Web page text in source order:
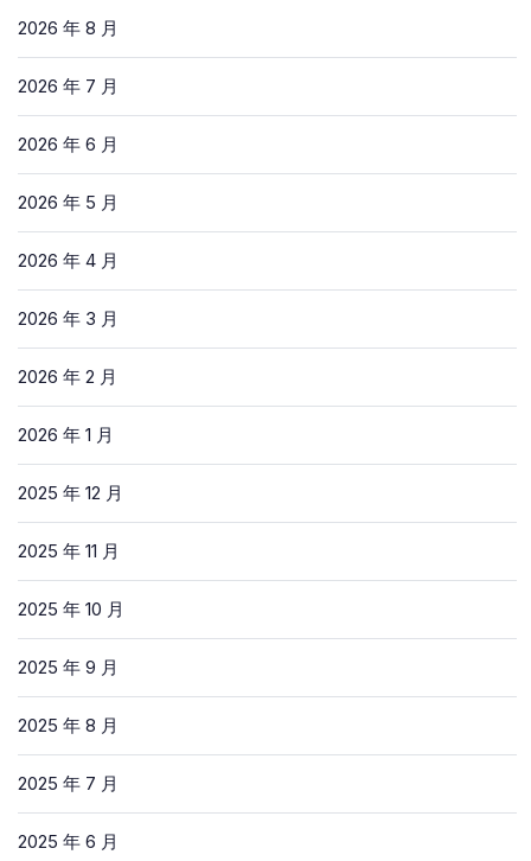
2026 年 8 月
2026 年 7 月
2026 年 6 月
2026 年 5 月
2026 年 4 月
2026 年 3 月
2026 年 2 月
2026 年 1 月
2025 年 12 月
2025 年 11 月
2025 年 10 月
2025 年 9 月
2025 年 8 月
2025 年 7 月
2025 年 6 月